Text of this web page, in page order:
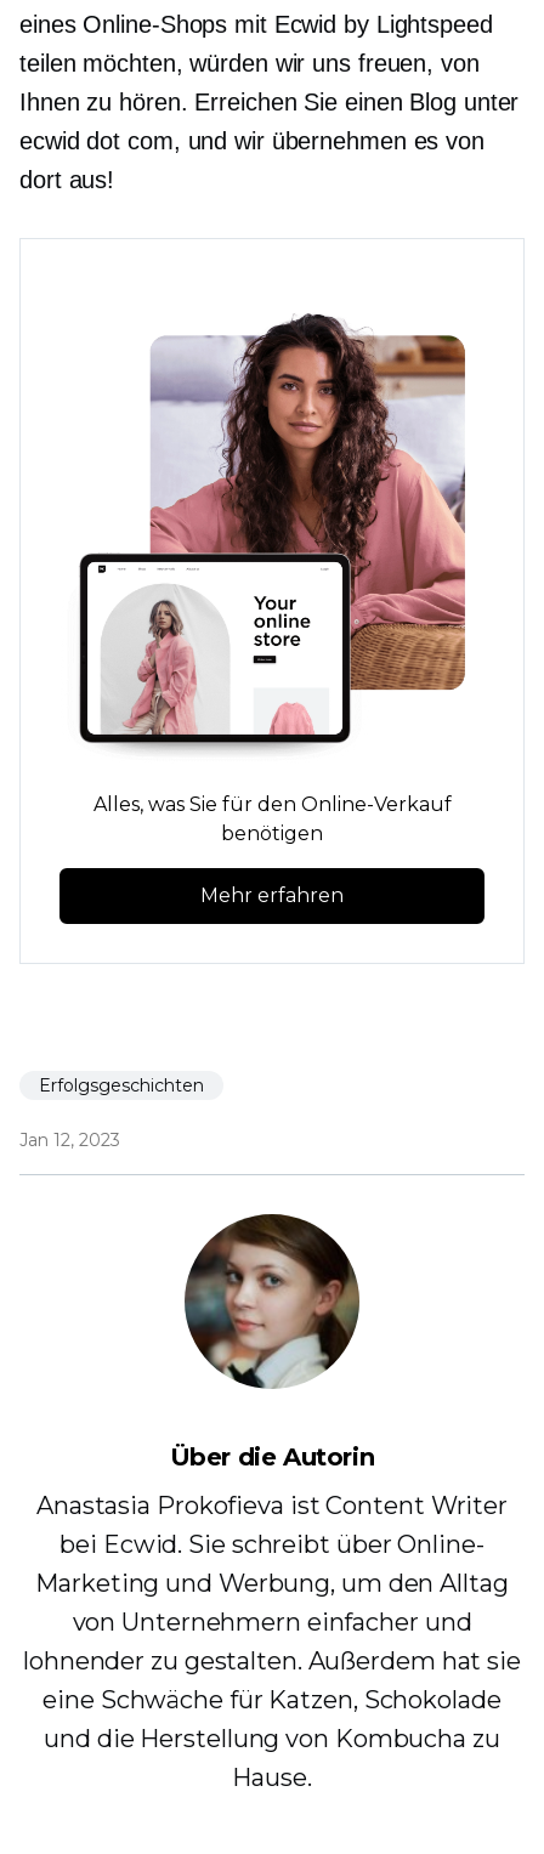
eines Online-Shops mit Ecwid by Lightspeed
teilen möchten, würden wir uns freuen, von
Ihnen zu hören. Erreichen Sie einen Blog unter
ecwid dot com, und wir übernehmen es von
dort aus!
Alles, was Sie für den Online-Verkauf
benötigen
Mehr erfahren
Erfolgsgeschichten
Jan 12, 2023
Über die Autorin
Anastasia Prokofieva ist Content Writer
bei Ecwid. Sie schreibt über Online-
Marketing und Werbung, um den Alltag
von Unternehmern einfacher und
lohnender zu gestalten. Außerdem hat sie
eine Schwäche für Katzen, Schokolade
und die Herstellung von Kombucha zu
Hause.